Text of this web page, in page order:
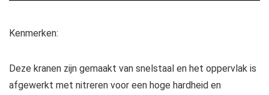
Kenmerken:
Deze kranen zijn gemaakt van snelstaal en het oppervlak is
afgewerkt met nitreren voor een hoge hardheid en